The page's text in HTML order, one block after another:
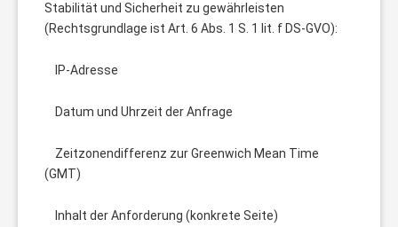
Stabilität und Sicherheit zu gewährleisten
(Rechtsgrundlage ist Art. 6 Abs. 1 S. 1 lit. f DS-GVO):
IP-Adresse
Datum und Uhrzeit der Anfrage
Zeitzonendifferenz zur Greenwich Mean Time
(GMT)
Inhalt der Anforderung (konkrete Seite)